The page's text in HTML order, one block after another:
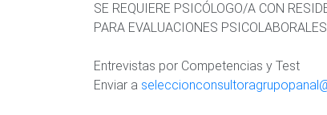
SE REQUIERE PSICÓLOGO/A CON
PARA EVALUACIONES
Entrevistas por Competencias y Test
Enviar a